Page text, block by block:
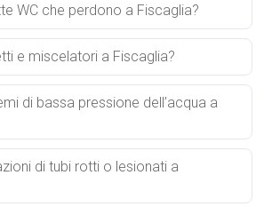
WC che perdono a Fiscaglia?
e miscelatori a Fiscaglia?
di bassa pressione dell’acqua a
di tubi rotti o lesionati a